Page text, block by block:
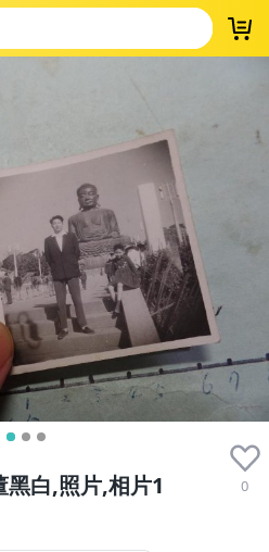
白,照片,相片1 0